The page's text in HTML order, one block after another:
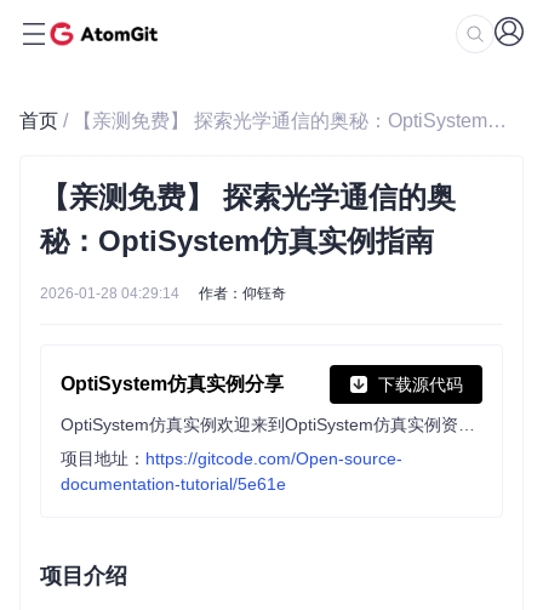
首页 / 【亲测免费】 探索光学通信的奥秘：OptiSystem仿真实例指南
【亲测免费】 探索光学通信的奥
秘：OptiSystem仿真实例指南
2026-01-28 04:29:14 作者：仰钰奇
OptiSystem仿真实例分享 下载源代码
项目地址： https://gitcode.com/Open-source-
documentation-tutorial/5e61e
项目介绍